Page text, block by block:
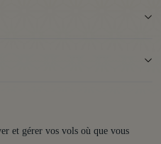
et gérer vos vols où que vous